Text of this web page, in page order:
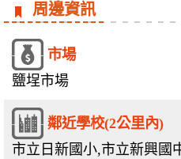
周邊資訊
市場
鹽埕市場
鄰近學校(2公里內)
市立日新國小,市立新興國